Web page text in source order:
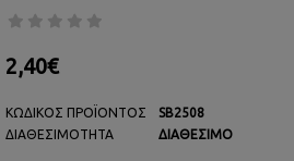
2,40€
ΚΩΔΙΚΌΣ ΠΡΟΪΌΝΤΟΣ
ΔΙΑΘΕΣΙΜΌΤΗΤΑ
SB2508
ΔΙΑΘΈΣΙΜΟ